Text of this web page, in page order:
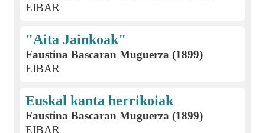
EIBAR
"Aita Jainkoak"
Faustina Bascaran Muguerza (1899)
EIBAR
Euskal kanta herrikoiak
Faustina Bascaran Muguerza (1899)
EIBAR